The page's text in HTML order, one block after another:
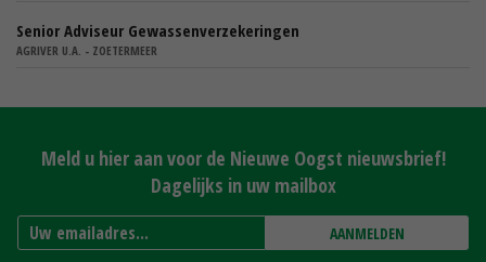
Senior Adviseur Gewassenverzekeringen
AGRIVER U.A. - ZOETERMEER
Meld u hier aan voor de Nieuwe Oogst nieuwsbrief!
Dagelijks in uw mailbox
AANMELDEN